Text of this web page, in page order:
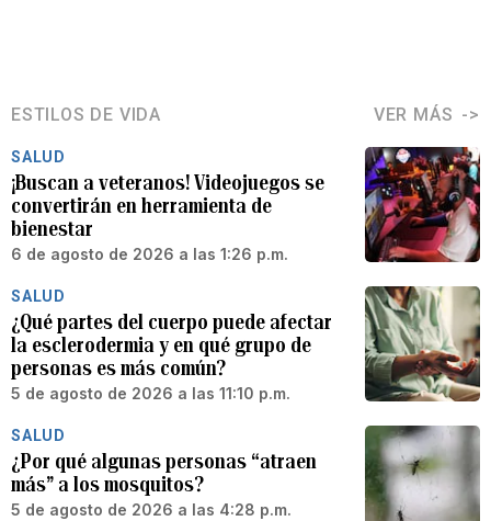
ESTILOS DE VIDA VER MÁS
SALUD
¡Buscan a veteranos! Videojuegos se
convertirán en herramienta de
bienestar
6 de agosto de 2026 a las 1:26 p.m.
SALUD
¿Qué partes del cuerpo puede afectar
la esclerodermia y en qué grupo de
personas es más común?
5 de agosto de 2026 a las 11:10 p.m.
SALUD
¿Por qué algunas personas “atraen
más” a los mosquitos?
5 de agosto de 2026 a las 4:28 p.m.